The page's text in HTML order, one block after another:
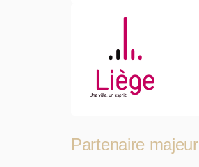
Partenaire majeur